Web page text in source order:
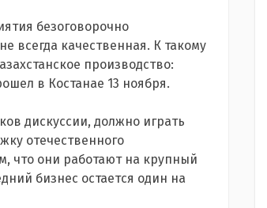
безоговорочно
всегда качественная. К такому
производство:
в Костанае 13 ноября.
дискуссии, должно играть
отечественного
что они работают на крупный
бизнес остается один на